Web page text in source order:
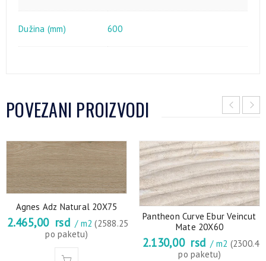
Dužina (mm) 600
POVEZANI PROIZVODI
Agnes Adz Natural 20X75
2.465,00 rsd / m2(2588.25
po paketu)
Pantheon Curve Ebur Veincut
Mate 20X60
2.130,00 rsd / m2 (2300.4
po paketu)